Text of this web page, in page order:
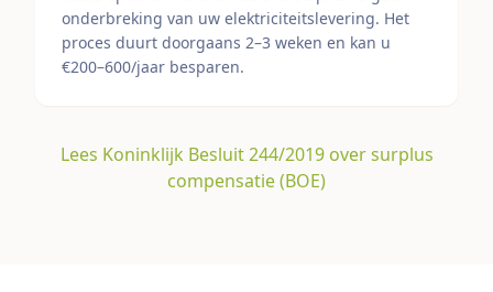
onderbreking van uw elektriciteitslevering. Het
proces duurt doorgaans 2–3 weken en kan u
€200–600/jaar besparen.
Lees Koninklijk Besluit 244/2019 over surplus
compensatie (BOE)